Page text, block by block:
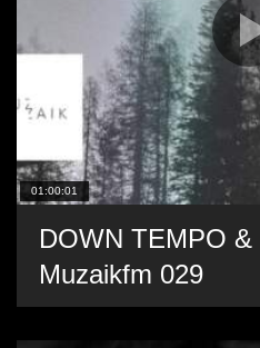
01:00:01
DOWN TEMPO
Muzaikfm 029